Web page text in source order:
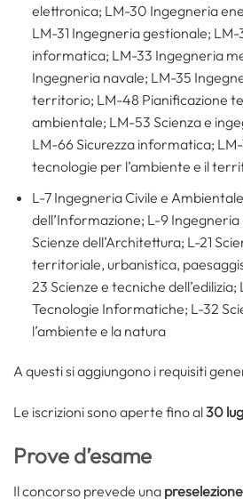
elettronica; LM-30 Ingegneria
LM-31 Ingegneria gestionale;
informatica; LM-33 Ingegneria
Ingegneria navale; LM-35
territorio; LM-48 Pianificazione
ambientale; LM-53 Scienza e
LM-66 Sicurezza informatica; LM-
tecnologie per l’ambiente e il
L-7 Ingegneria Civile e
dell’Informazione; L-9 Ingegneria
Scienze dell’Architettura; L-21
territoriale, urbanistica,
23 Scienze e tecniche dell’edilizia;
Tecnologie Informatiche; L-32
l’ambiente e la natura
A questi si aggiungono i requisiti
Le iscrizioni sono aperte fino al30
Prove d’esame
Il concorso prevede una preselezione